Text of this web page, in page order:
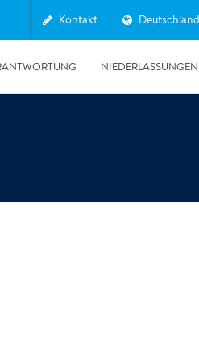
Kontakt Deutschland
NIEDERLASSUNGEN